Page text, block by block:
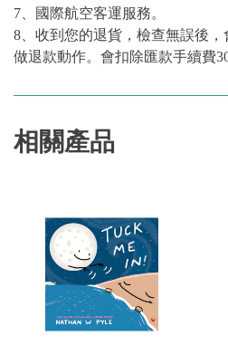
7、國際航空客運服務。
8、收到您的退貨，檢查無誤後
做退款動作。會扣除匯款手續費30
相關產品